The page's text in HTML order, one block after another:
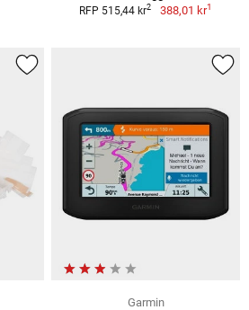
RFP 515,44 kr2 388,01 kr1
Garmin